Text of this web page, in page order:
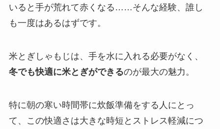
いると手が荒れて赤くなる……そんな経験、誰し
も一度はあるはずです。
米とぎしゃもじは、手を水に入れる必要がなく、
冬でも快適に米とぎができるのが最大の魅力。
特に朝の寒い時間帯に炊飯準備をする人にとっ
て、この快適さは大きな時短とストレス軽減につ